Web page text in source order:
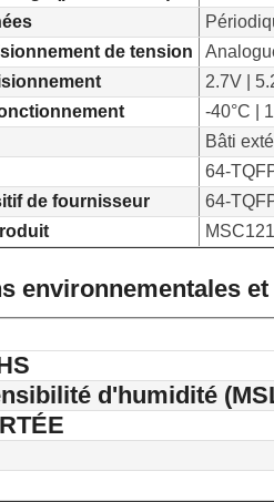
de tension
2.7V |
-40°C |
Bâti
64-
de fournisseur
64-
environnementales
d'humidité